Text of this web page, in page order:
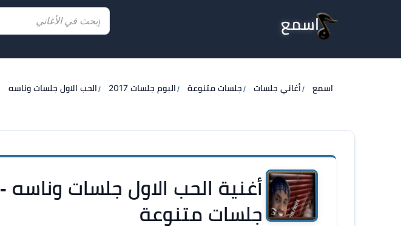
اسمع
اسمع أغاني جلسات جلسات متنوعة البوم جلسات 2017 الحب الاول جلسات وناسه
أغنية الحب الاول جلسات وناسه -
جلسات متنوعة